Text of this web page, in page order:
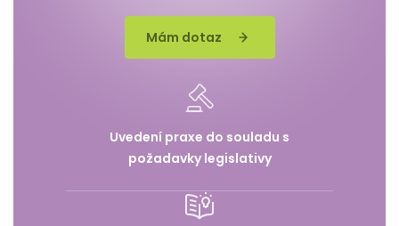
Mám dotaz
Uvedení praxe do souladu s
požadavky legislativy